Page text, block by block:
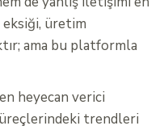
üretim
ama bu platformla
heyecan verici
trendleri